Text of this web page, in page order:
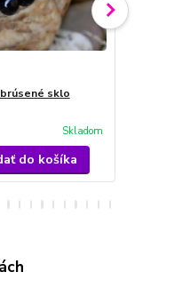
sklo
Skladom
do košíka